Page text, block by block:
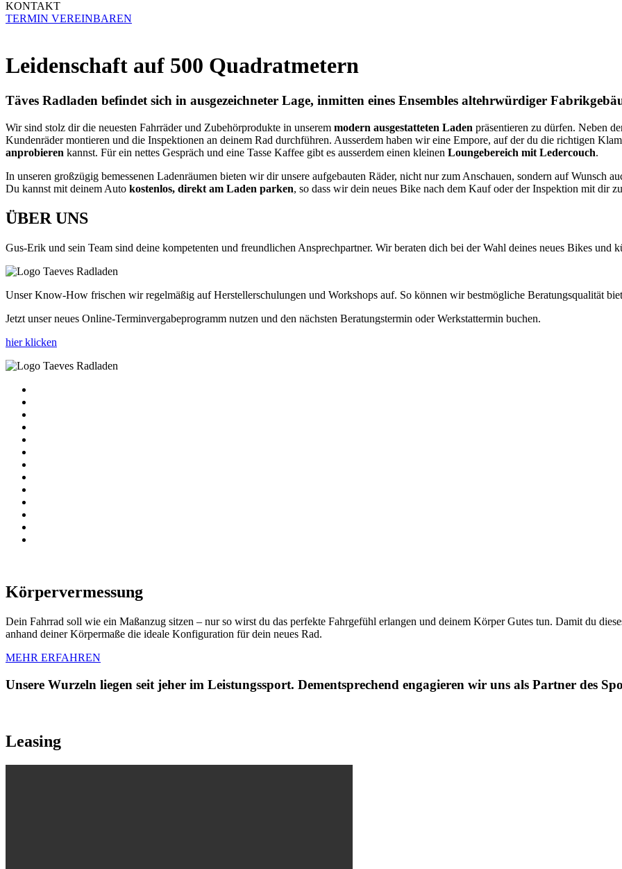
KONTAKT
TERMIN VEREINBAREN
Leidenschaft auf 500 Quadratmetern
Täves Radladen befindet sich in ausgezeichneter Lage, inmitten eines Ensembles altehrwürdiger
Wir sind stolz dir die neuesten Fahrräder und Zubehörprodukte in unserem modern ausgestatteten Laden präsentieren zu dürfen. Neben
Kundenräder montieren und die Inspektionen an deinem Rad durchführen. Ausserdem haben wir eine Empore, auf der du die richtigen
anprobieren kannst. Für ein nettes Gespräch und eine Tasse Kaffee gibt es ausserdem einen kleinen Loungebereich mit Ledercouch.
In unseren großzügig bemessenen Ladenräumen bieten wir dir unsere aufgebauten Räder, nicht nur zum Anschauen, sondern auf Wunsch
Du kannst mit deinem Auto kostenlos, direkt am Laden parken, so dass wir dein neues Bike nach dem Kauf oder der Inspektion mit dir
ÜBER UNS
Gus-Erik und sein Team sind deine kompetenten und freundlichen Ansprechpartner. Wir beraten dich bei der Wahl deines neues Bikes und
Unser Know-How frischen wir regelmäßig auf Herstellerschulungen und Workshops auf. So können wir bestmögliche Beratungsqualität
Jetzt unser neues Online-Terminvergabeprogramm nutzen und den nächsten Beratungstermin oder Werkstattermin buchen.
hier klicken
Körpervermessung
Dein Fahrrad soll wie ein Maßanzug sitzen – nur so wirst du das perfekte Fahrgefühl erlangen und deinem Körper Gutes tun. Damit du
anhand deiner Körpermaße die ideale Konfiguration für dein neues Rad.
MEHR ERFAHREN
Unsere Wurzeln liegen seit jeher im Leistungssport. Dementsprechend engagieren wir uns als Partner des
Leasing